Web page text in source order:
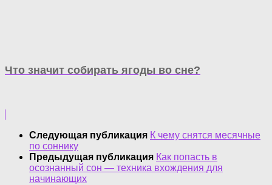
Что значит собирать ягоды во сне?
Следующая публикация К чему снятся месячные
по соннику
Предыдущая публикация Как попасть в
осознанный сон — техника вхождения для
начинающих